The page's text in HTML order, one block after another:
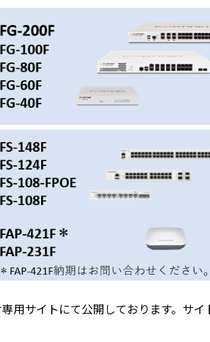
用サイトにて公開しております。サ